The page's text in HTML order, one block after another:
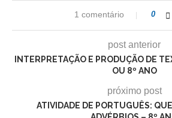
1 comentário 0
post anterior
INTERPRETAÇÃO E PRODUÇÃO DE
OU 8º ANO
próximo post
ATIVIDADE DE PORTUGUÊS: